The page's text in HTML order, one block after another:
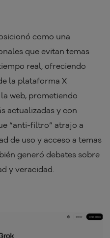
como una
que evitan temas
real, ofreciendo
la plataforma X
web, prometiendo
actualizadas y con
“anti-filtro” atrajo a
de uso y acceso a temas
generó debates sobre
y veracidad.